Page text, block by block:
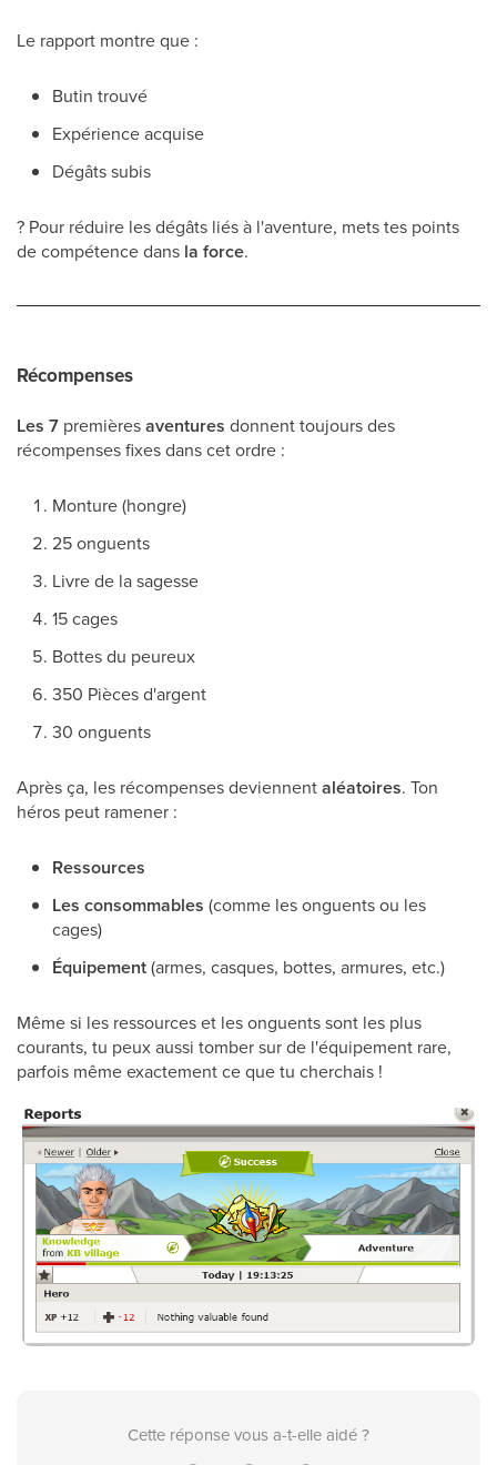
Le rapport montre que :
Butin trouvé
Expérience acquise
Dégâts subis
? Pour réduire les dégâts liés à l'aventure, mets tes points
de compétence dans la force.
Récompenses
Les 7 premièresaventures donnent toujours des
récompenses fixes dans cet ordre :
Monture (hongre)
25 onguents
Livre de la sagesse
15 cages
Bottes du peureux
350 Pièces d'argent
30 onguents
Après ça, les récompenses deviennentaléatoires. Ton
héros peut ramener :
Ressources
Les consommables (comme les onguents ou les
cages)
Équipement(armes, casques, bottes, armures, etc.)
Même si les ressources et les onguents sont les plus
courants, tu peux aussi tomber sur de l'équipement rare,
parfois même exactement ce que tu cherchais !
Cette réponse vous a-t-elle aidé ?